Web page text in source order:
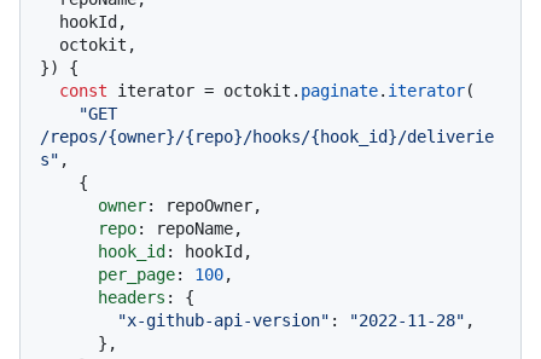
}) {
const iterator = octokit. paginate. iterator(
"GET
/repos/{owner}/{repo}/hooks/{hook_id}/deliverie
s" ,
owner: repoOwner,
repo: repoName,
hook_id : hookId,
per_page: 100,
headers : {
"x-github-api-version" : "2022-11-28" ,